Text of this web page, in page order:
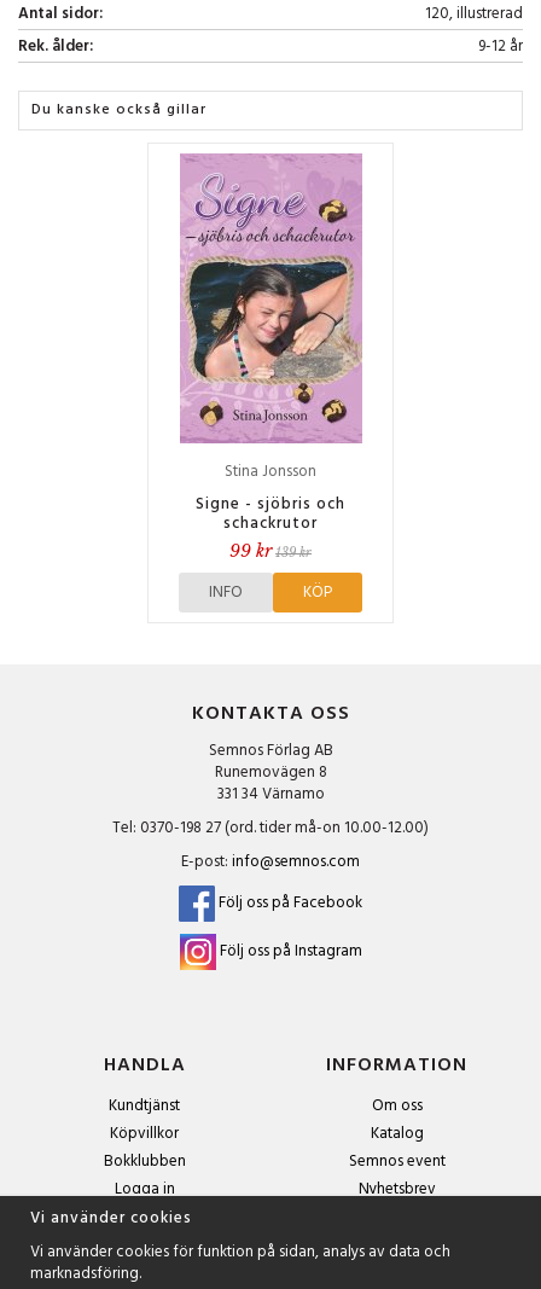
Antal sidor:
120, illustrerad
Rek. ålder:
9-12 år
Du kanske också gillar
Stina Jonsson
Signe - sjöbris och
schackrutor
99 kr 139 kr
INFO KÖP
KONTAKTA OSS
Semnos Förlag AB
Runemovägen 8
331 34 Värnamo
Tel: 0370-198 27 (ord. tider må-on 10.00-12.00)
E-post:info@semnos.com
Följ oss på Facebook
Följ oss på Instagram
HANDLA
Kundtjänst
Köpvillkor
Bokklubben
Logga in
INFORMATION
Om oss
Katalog
Semnos event
Nyhetsbrev
Vi använder cookies
Vi använder cookies för funktion på sidan, analys av data och
marknadsföring.